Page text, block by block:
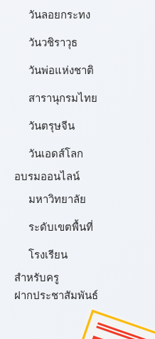
วันลอยกระทง
วันวชิราวุธ
วันพ่อแห่งชาติ
สารานุกรมไทย
วันตรุษจีน
วันเอดส์โลก
อบรมออนไลน์
มหาวิทยาลัย
ระดับเขตพื้นที่
โรงเรียน
สำหรับครู
ฝากประชาสัมพันธ์